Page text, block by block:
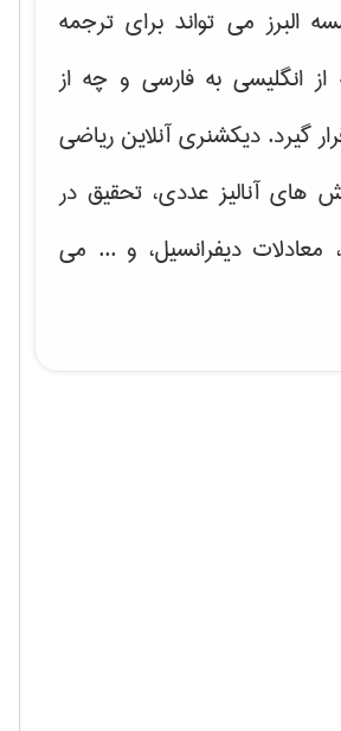
می تواند برای ترجمه
انگلیسی به فارسی و چه از
گیرد. دیکشنری آنلاین ریاضی
هایآنالیز عددی، تحقیق در
دیفرانسیل، و ... می